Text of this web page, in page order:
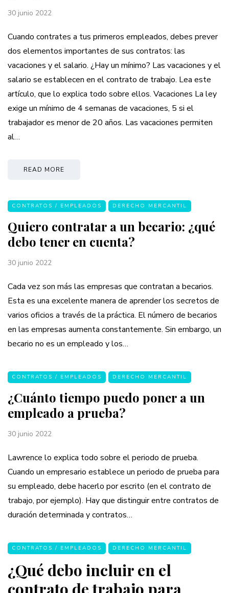
30 junio 2022
Cuando contrates a tus primeros empleados, debes prever
dos elementos importantes de sus contratos: las
vacaciones y el salario. ¿Hay un mínimo? Las vacaciones y el
salario se establecen en el contrato de trabajo. Lea este
artículo, que lo explica todo sobre ellos. Vacaciones La ley
exige un mínimo de 4 semanas de vacaciones, 5 si el
trabajador es menor de 20 años. Las vacaciones permiten
al…
READ MORE
CONTRATOS / EMPLEADOS DERECHO MERCANTIL
Quiero contratar a un becario: ¿qué
debo tener en cuenta?
30 junio 2022
Cada vez son más las empresas que contratan a becarios.
Esta es una excelente manera de aprender los secretos de
varios oficios a través de la práctica. El número de becarios
en las empresas aumenta constantemente. Sin embargo, un
becario no es un empleado y los…
CONTRATOS / EMPLEADOS DERECHO MERCANTIL
¿Cuánto tiempo puedo poner a un
empleado a prueba?
30 junio 2022
Lawrence lo explica todo sobre el periodo de prueba.
Cuando un empresario establece un periodo de prueba para
su empleado, debe hacerlo por escrito (en el contrato de
trabajo, por ejemplo). Hay que distinguir entre contratos de
duración determinada y contratos…
CONTRATOS / EMPLEADOS DERECHO MERCANTIL
¿Qué debo incluir en el
contrato de trabajo para